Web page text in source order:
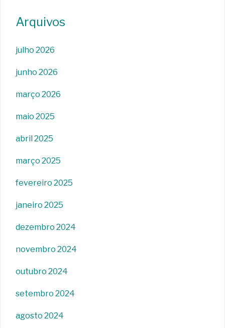
Arquivos
julho 2026
junho 2026
março 2026
maio 2025
abril 2025
março 2025
fevereiro 2025
janeiro 2025
dezembro 2024
novembro 2024
outubro 2024
setembro 2024
agosto 2024